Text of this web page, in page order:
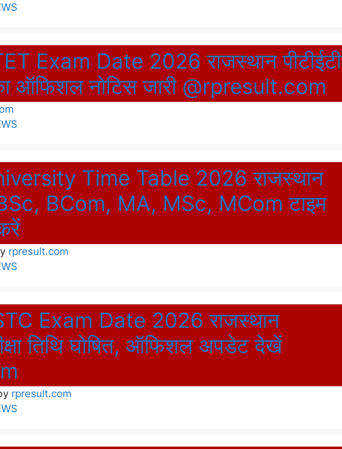
Exam Date 2026 राजस्थान पीटीईटी
का ऑफिशल नोटिस जारी @rpresult.com
Time Table 2026 राजस्थान
BSc, BCom, MA, MSc, MCom टाइम
rpresult.com
Exam Date 2026 राजस्थान
तिथि घोषित, ऑफिशल अपडेट देखें
rpresult.com